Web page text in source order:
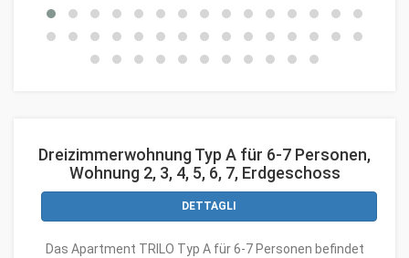
Dreizimmerwohnung Typ A für 6-7 Personen,
Wohnung 2, 3, 4, 5, 6, 7, Erdgeschoss
DETTAGLI
Das Apartment TRILO Typ A für 6-7 Personen befindet